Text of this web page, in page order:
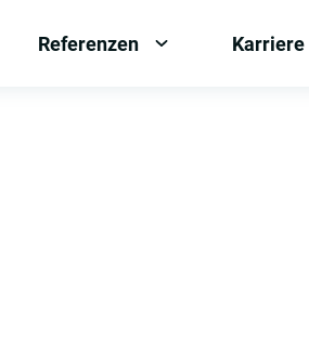
Referenzen
OPEN
Karriere